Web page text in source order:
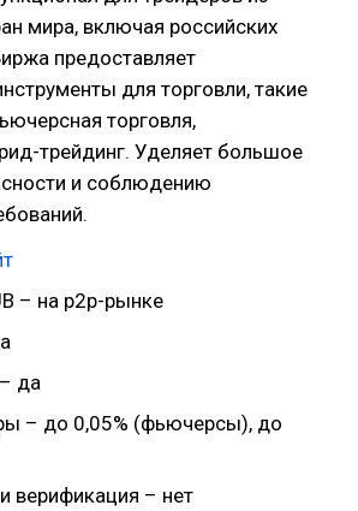
мира, включая российских
предоставляет
для торговли, такие
торговля,
трейдинг. Уделяет большое
и соблюдению
– на p2p-рынке
да
– до 0,05% (фьючерсы), до
верификация – нет